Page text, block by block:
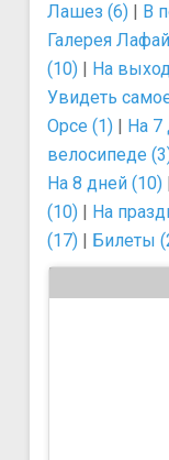
Лашез (6) | В
Галерея
(10) | На
Увидеть
Орсе (1) | На 7
велосипеде
На 8 дней (10) |
(10) | На
(17) | Билеты